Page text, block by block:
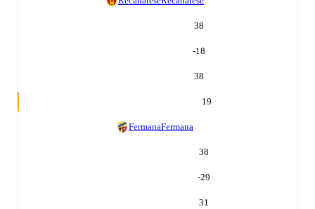
38
-18
38
19
FermanaFermana
38
-29
31